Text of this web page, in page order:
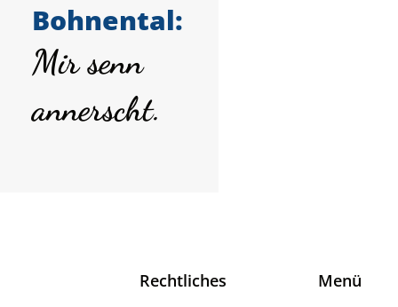
Bohnental:
Mir senn
annerscht.
Menü
Rechtliches